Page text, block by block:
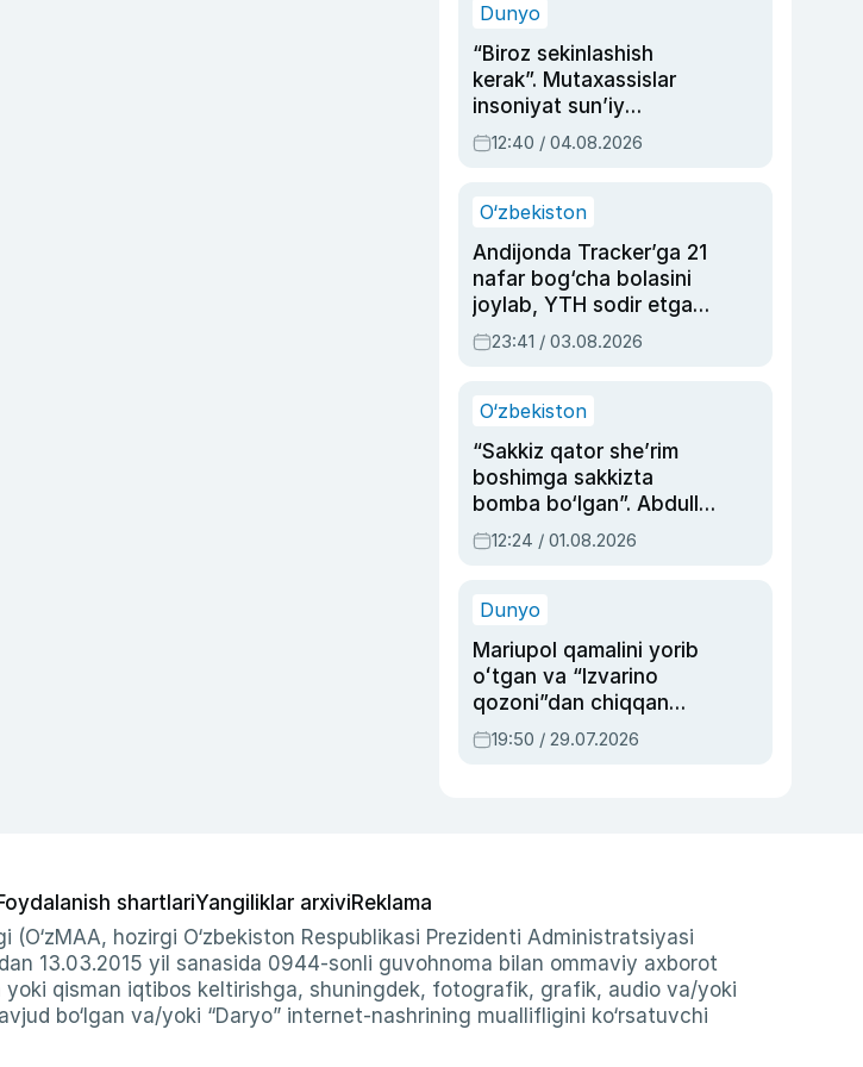
Dunyo
“Biroz sekinlashish
kerak”. Mutaxassislar
insoniyat sun’iy
intellektni boshqara
olmay qolishidan xavotir
12:40 / 04.08.2026
O‘zbekiston
Andijonda Tracker’ga 21
nafar bog‘cha bolasini
joylab, YTH sodir etgan
ayolga sud hukmi o‘qildi
23:41 / 03.08.2026
O‘zbekiston
“Sakkiz qator she’rim
boshimga sakkizta
bomba bo‘lgan”. Abdulla
Oripovni siyosiy
ayblovlardan asrab
12:24 / 01.08.2026
Dunyo
Mariupol qamalini yorib
oʻtgan va “Izvarino
qozoni”dan chiqqan
qahramon — Ukraina
armiyasi bosh
19:50 / 29.07.2026
shartlariYangiliklar arxiviReklama
hozirgi O‘zbekiston Respublikasi Prezidenti Administratsiyasi
13.03.2015 yil sanasida 0944-sonli guvohnoma bilan ommaviy axborot
qisman iqtibos keltirishga, shuningdek, fotografik, grafik, audio va/yoki
bo‘lgan va/yoki “Daryo” internet-nashrining muallifligini ko‘rsatuvchi